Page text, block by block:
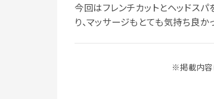
今回はフレンチカットとヘッドス
り、マッサージもとても気持ち良か
※掲載内容